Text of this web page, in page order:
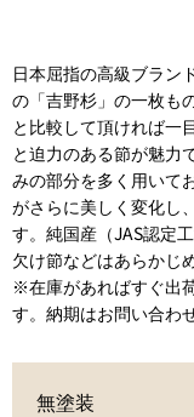
日本屈指の高級ブラン
の「吉野杉」の一枚も
と比較して頂ければ一
と迫力のある節が魅力
みの部分を多く用いて
がさらに美しく変化し
す。純国産（JAS認定
欠け節などはあらかじ
※在庫があればすぐ出
す。納期はお問い合わ
無塗装